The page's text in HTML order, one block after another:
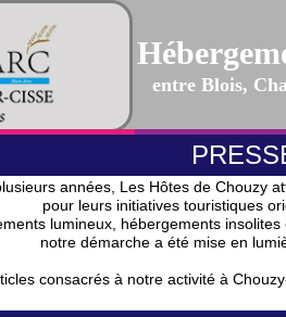
entre Blois,
années, Les Hôtes de Chouzy
pour leurs initiatives touristiques
lumineux, hébergements
notre démarche a été mise en
consacrés à notre activité à